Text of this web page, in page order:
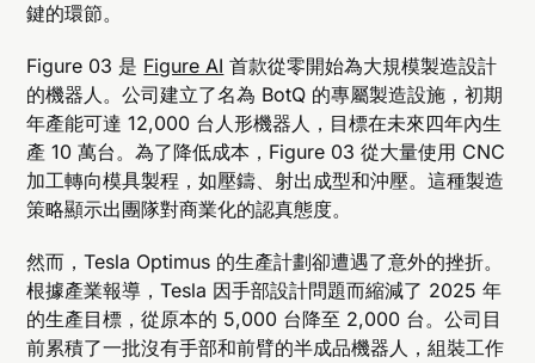
鍵的環節。
Figure 03 是 Figure AI 首款從零開始為大規模製造設計
的機器人。公司建立了名為 BotQ 的專屬製造設施，初期
年產能可達 12,000 台人形機器人，目標在未來四年內生
產 10 萬台。為了降低成本，Figure 03 從大量使用 CNC
加工轉向模具製程，如壓鑄、射出成型和沖壓。這種製造
策略顯示出團隊對商業化的認真態度。
然而，Tesla Optimus 的生產計劃卻遭遇了意外的挫折。
根據產業報導，Tesla 因手部設計問題而縮減了 2025 年
的生產目標，從原本的 5,000 台降至 2,000 台。公司目
前累積了一批沒有手部和前臂的半成品機器人，組裝工作